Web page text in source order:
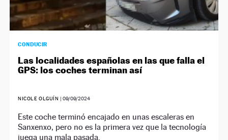
CONDUCIR
Las localidades españolas en las que falla el
GPS: los coches terminan así
NICOLE OLGUÍN | 09/09/2024
Este coche terminó encajado en unas escaleras en
Sanxenxo, pero no es la primera vez que la tecnología
juega una mala pasada.